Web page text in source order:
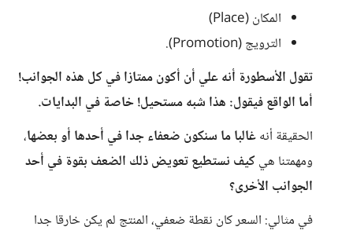
المكان (Place)
الترويج (Promotion).
تقول الأسطورة أنه علي أن أكون ممتازا في كل هذه الجوانب!
أما الواقع فيقول: هذا شبه مستحيل! خاصة في البدايات.
الحقيقة أنهغالبا ما سنكون ضعفاء جدا في أحدها أو بعضها،
ومهمتنا هيكيف نستطيع تعويض ذلك الضعف بقوة في أحد
الجوانب الأخرى؟
في مثالي: السعر كان نقطة ضعفي، المنتج لم يكن خارقا جدا